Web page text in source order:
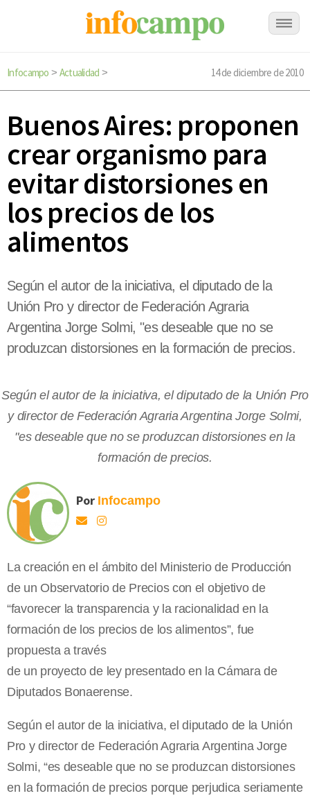
Infocampo > Actualidad > 14 de diciembre de 2010
Buenos Aires: proponen
crear organismo para
evitar distorsiones en
los precios de los
alimentos
Según el autor de la iniciativa, el diputado de la
Unión Pro y director de Federación Agraria
Argentina Jorge Solmi, "es deseable que no se
produzcan distorsiones en la formación de precios.
Según el autor de la iniciativa, el diputado de la Unión Pro
y director de Federación Agraria Argentina Jorge Solmi,
"es deseable que no se produzcan distorsiones en la
formación de precios.
Por Infocampo
La creación en el ámbito del Ministerio de Producción
de un Observatorio de Precios con el objetivo de
“favorecer la transparencia y la racionalidad en la
formación de los precios de los alimentos”, fue
propuesta a través
de un proyecto de ley presentado en la Cámara de
Diputados Bonaerense.
Según el autor de la iniciativa, el diputado de la Unión
Pro y director de Federación Agraria Argentina Jorge
Solmi, “es deseable que no se produzcan distorsiones
en la formación de precios porque perjudica seriamente